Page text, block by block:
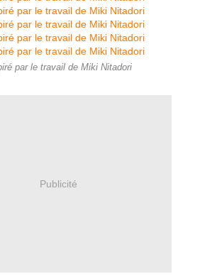
par le travail de Miki Nitadori
Publicité